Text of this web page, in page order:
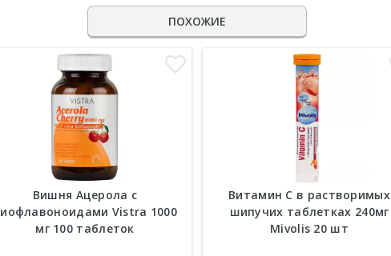
ПОХОЖИЕ
Вишня Ацерола с
Vistra 1000
мг 100 таблеток
Витамин С в растворимых
шипучих таблетках 240мг
Mivolis 20 шт